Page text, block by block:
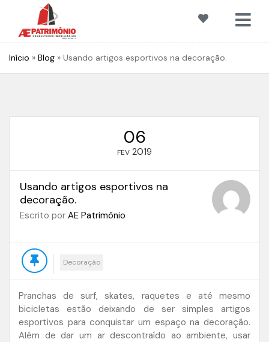
Início » Blog » Usando artigos esportivos na decoração.
06
FEV 2019
Usando artigos esportivos na
decoração.
Escrito por AE Patrimônio
Decoração
Pranchas de surf, skates, raquetes e até mesmo
bicicletas estão deixando de ser simples artigos
esportivos para conquistar um espaço na decoração.
Além de dar um ar descontraído ao ambiente, usar